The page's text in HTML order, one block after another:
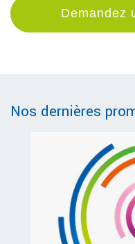
Demandez
Nos dernières